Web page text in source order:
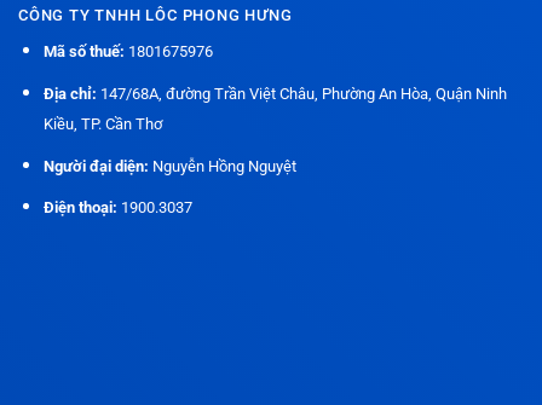
CÔNG TY TNHH LÔC PHONG HƯNG
Mã số thuế: 1801675976
Địa chỉ: 147/68A, đường Trần Việt Châu, Phường An Hòa, Quận Ninh
Kiều, TP. Cần Thơ
Người đại diện: Nguyễn Hồng Nguyệt
Điện thoại: 1900.3037